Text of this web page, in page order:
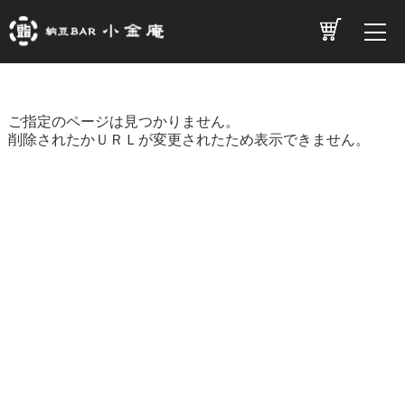
ご指定のページは見つかりません。
削除されたかＵＲＬが変更されたため表示できません。